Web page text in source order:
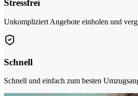
Stressfrei
Unkompliziert Angebote einholen und
Schnell
Schnell und einfach zum besten